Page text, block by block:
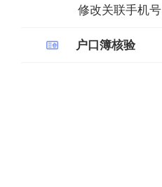
修改关联手机号
户口簿核验